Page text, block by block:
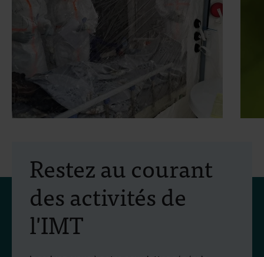
Une étude portant sur
deux traitements contre le
virus Bundibugyo démarre
à Bunia
Depuis le début de l'épidémie, plus de
Restez au courant
des activités de
l'IMT